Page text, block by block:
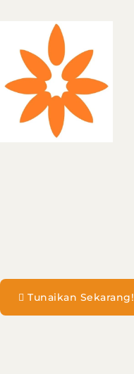
Tunaikan Sekarang!